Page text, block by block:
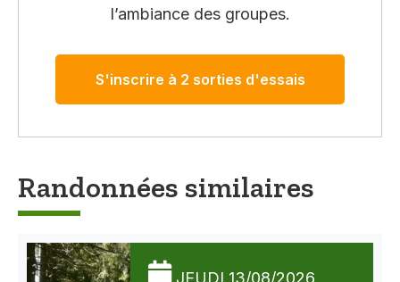
l’ambiance des groupes.
S'inscrire à 2 sorties d'essais
Randonnées similaires
JEUDI 13/08/2026